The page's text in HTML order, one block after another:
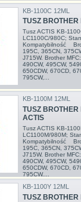
KB-1100C 12ML
TUSZ
Tusz ACTIS KB-
LC1100C/980C;
Kompatybilność
195C, 365CN,
J715W. Brother
490CW, 495CW,
650CDW, 670CD,
795CW,...
KB-1100M 12ML
TUSZ
ACTIS
Tusz ACTIS KB-
LC1100M/980M;
Kompatybilność
195C, 365CN,
J715W. Brother
490CW, 495CW,
650CDW, 670CD,
795CW,...
KB-1100Y 12ML
TUSZ